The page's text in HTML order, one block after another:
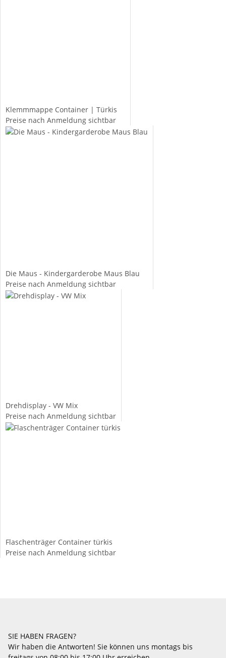
Klemmmappe Container | Türkis
Preise nach Anmeldung sichtbar
Die Maus - Kindergarderobe Maus Blau
Preise nach Anmeldung sichtbar
Drehdisplay - VW Mix
Preise nach Anmeldung sichtbar
Flaschenträger Container türkis
Preise nach Anmeldung sichtbar
SIE HABEN FRAGEN?
Wir haben die Antworten! Sie können uns montags bis